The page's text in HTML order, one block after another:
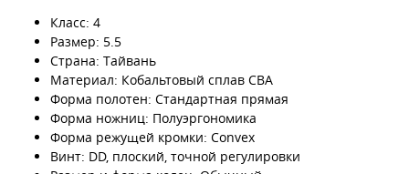
Класс: 4
Размер: 5.5
Страна: Тайвань
Материал: Кобальтовый сплав CBA
Форма полотен: Стандартная прямая
Форма ножниц: Полуэргономика
Форма режущей кромки: Convex
Винт: DD, плоский, точной регулировки